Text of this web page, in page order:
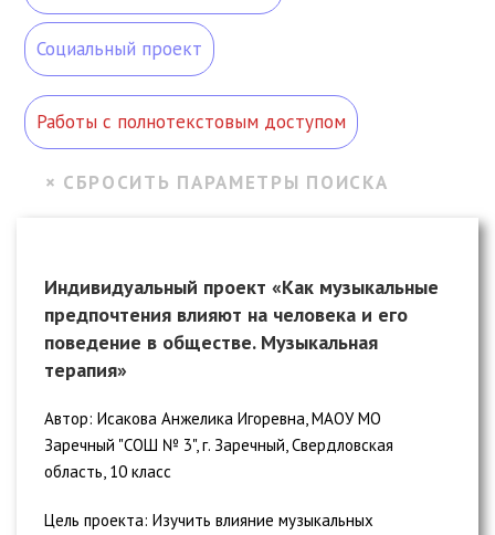
Социальный проект
Работы с полнотекстовым доступом
Индивидуальный проект «Как музыкальные
предпочтения влияют на человека и его
поведение в обществе. Музыкальная
терапия»
Автор: Исакова Анжелика Игоревна, МАОУ МО
Заречный "СОШ № 3", г. Заречный, Свердловская
область, 10 класс
Цель проекта: Изучить влияние музыкальных